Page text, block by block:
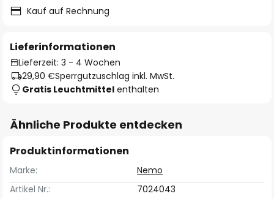
Kauf auf Rechnung
Lieferinformationen
Lieferzeit: 3 - 4 Wochen
29,90 €Sperrgutzuschlag inkl. MwSt.
Gratis Leuchtmittel enthalten
Ähnliche Produkte entdecken
Produktinformationen
Marke:
Nemo
Artikel Nr.:
7024043